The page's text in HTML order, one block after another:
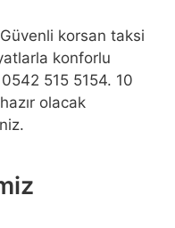
korsan taksi
konforlu
515 5154. 10
olacak